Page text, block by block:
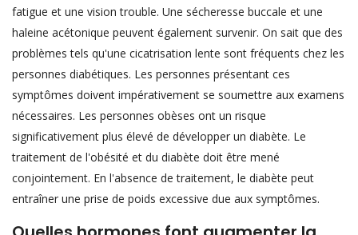
fatigue et une vision trouble. Une sécheresse buccale et une
haleine acétonique peuvent également survenir. On sait que des
problèmes tels qu'une cicatrisation lente sont fréquents chez les
personnes diabétiques. Les personnes présentant ces
symptômes doivent impérativement se soumettre aux examens
nécessaires. Les personnes obèses ont un risque
significativement plus élevé de développer un diabète. Le
traitement de l'obésité et du diabète doit être mené
conjointement. En l'absence de traitement, le diabète peut
entraîner une prise de poids excessive due aux symptômes.